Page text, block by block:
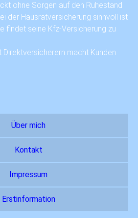
ohne Sorgen auf den Ruhestand
der Hausratversicherung sinnvoll ist
findet seine Kfz-Versicherung zu
Direktversicherern macht Kunden
Über mich
Kontakt
Impressum
Erstinformation